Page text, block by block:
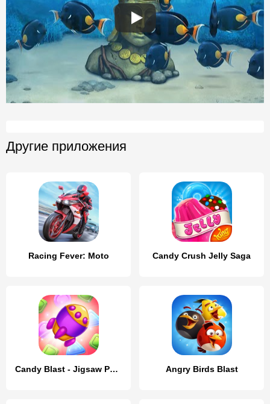
Другие приложения
Racing Fever: Moto Candy Crush Jelly Saga
Candy Blast - Jigsaw Puzzle Angry Birds Blast